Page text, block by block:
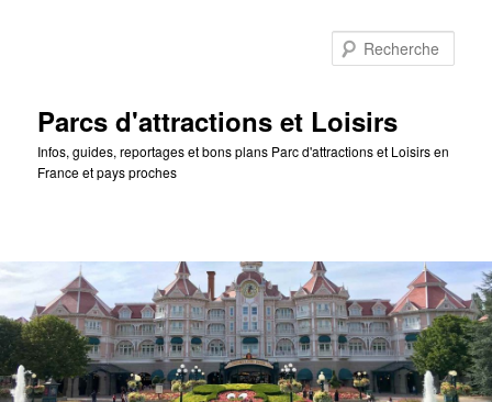
Parcs d'attractions et Loisirs
Infos, guides, reportages et bons plans Parc d'attractions et Loisirs en
France et pays proches